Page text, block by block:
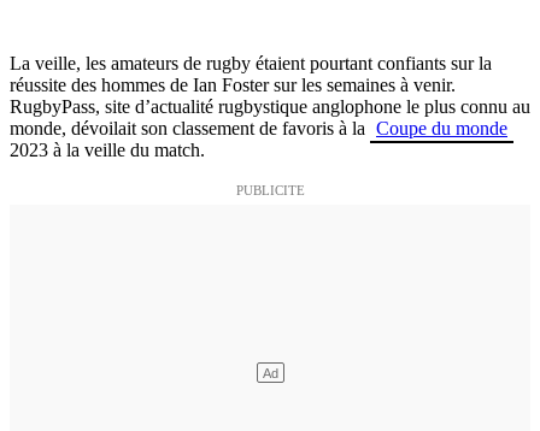
La veille, les amateurs de rugby étaient pourtant confiants sur la
réussite des hommes de Ian Foster sur les semaines à venir.
RugbyPass, site d’actualité rugbystique anglophone le plus connu au
monde, dévoilait son classement de favoris à la Coupe du monde
2023 à la veille du match.